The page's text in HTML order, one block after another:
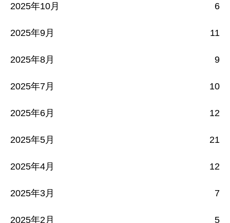
2025年10月 6
2025年9月 11
2025年8月 9
2025年7月 10
2025年6月 12
2025年5月 21
2025年4月 12
2025年3月 7
2025年2月 5